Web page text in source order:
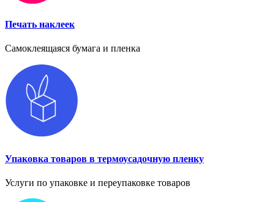
Печать наклеек
Самоклеящаяся бумага и пленка
Упаковка товаров в термоусадочную пленку
Услуги по упаковке и переупаковке товаров